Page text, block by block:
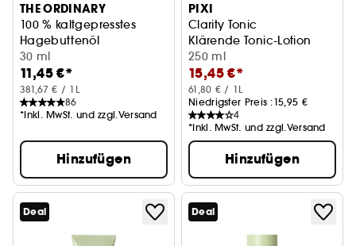
THE ORDINARY
100 % kaltgepresstes
Hagebuttenöl
Feuchtigkeitsspendendes Öl
30 ml
11,45 €*
381,67 € / 1L
86
*Inkl. MwSt. und zzgl.Versand
Hinzufügen
PIXI
Clarity Tonic
Klärende Tonic-Lotion
250 ml
15,45 €*
61,80 € / 1L
Niedrigster Preis :15,95 €
4
*Inkl. MwSt. und zzgl.Versand
Hinzufügen
Deal Deal